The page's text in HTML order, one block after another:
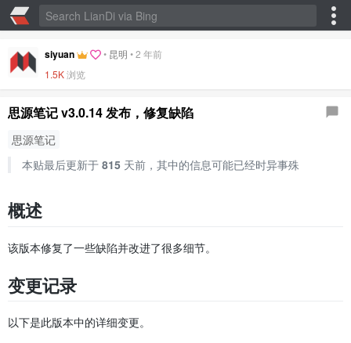
siyuan • 昆明 •2 年前
1.5K浏览
思源笔记 v3.0.14 发布，修复缺陷
思源笔记
本贴最后更新于 815天前，其中的信息可能已经时异事殊
概述
该版本修复了一些缺陷并改进了很多细节。
变更记录
以下是此版本中的详细变更。